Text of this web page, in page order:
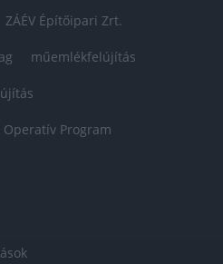
ZÁÉV Építőipari Zrt.
műemlékfelújítás
Program